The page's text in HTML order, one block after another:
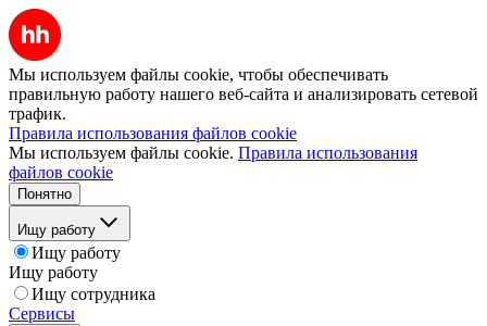
Мы используем файлы cookie, чтобы обеспечивать
правильную работу нашего веб-сайта и анализировать сетевой
трафик.
Правила использования файлов cookie
Мы используем файлы cookie. Правила использования
файлов cookie
Понятно
Ищу работу
Ищу работу
Ищу работу
Ищу сотрудника
Сервисы